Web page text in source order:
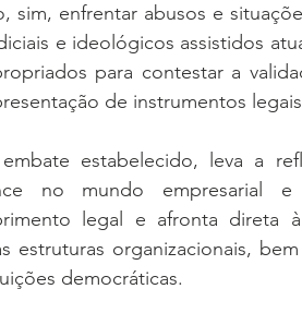
sim, enfrentar abusos e
e ideológicos assistidos
para contestar a
de instrumentos
estabelecido, leva a
no mundo empresarial
legal e afronta direta
estruturas organizacionais,
democráticas.